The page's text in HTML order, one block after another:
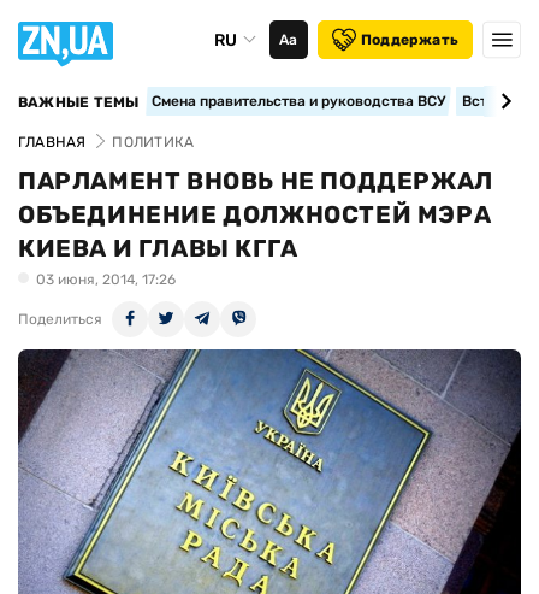
RU Аа Поддержать
ВАЖНЫЕ ТЕМЫ Смена правительства и руководства ВСУ
ГЛАВНАЯ ПОЛИТИКА
ПАРЛАМЕНТ ВНОВЬ НЕ ПОДДЕРЖАЛ
ОБЪЕДИНЕНИЕ ДОЛЖНОСТЕЙ МЭРА
КИЕВА И ГЛАВЫ КГГА
03 июня, 2014, 17:26
Поделиться